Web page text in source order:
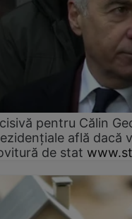
pentru Călin
află dacă
de stat